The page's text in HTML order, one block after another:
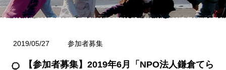
2019/05/27 参加者募集
【参加者募集】2019年6月「NPO法人鎌倉てら